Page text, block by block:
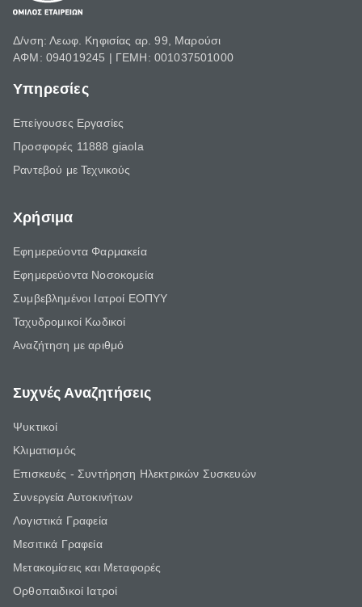
Δ/νση: Λεωφ. Κηφισίας αρ. 99, Μαρούσι
ΑΦΜ: 094019245 | ΓΕΜΗ: 001037501000
Υπηρεσίες
Επείγουσες Εργασίες
Προσφορές 11888 giaola
Ραντεβού με Τεχνικούς
Χρήσιμα
Εφημερεύοντα Φαρμακεία
Εφημερεύοντα Νοσοκομεία
Συμβεβλημένοι Ιατροί ΕΟΠΥΥ
Ταχυδρομικοί Κωδικοί
Αναζήτηση με αριθμό
Συχνές Αναζητήσεις
Ψυκτικοί
Κλιματισμός
Επισκευές - Συντήρηση Ηλεκτρικών Συσκευών
Συνεργεία Αυτοκινήτων
Λογιστικά Γραφεία
Μεσιτικά Γραφεία
Μετακομίσεις και Μεταφορές
Ορθοπαιδικοί Ιατροί